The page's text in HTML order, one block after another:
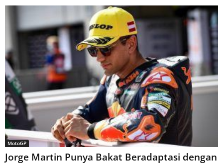
MotoGP
Jorge Martin Punya Bakat Beradaptasi dengan